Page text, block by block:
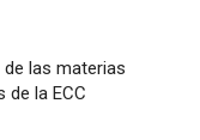
las materias
la ECC